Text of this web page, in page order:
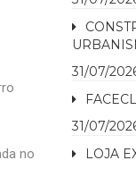
no
31/07/
31/07/
LOJA